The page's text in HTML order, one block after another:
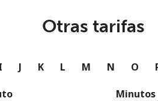
Continuar con
Otras tarifas
J K L M N O
Minutos